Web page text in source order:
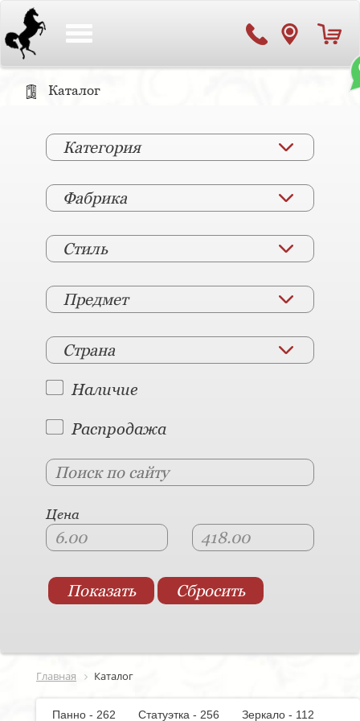
Каталог
Категория
Фабрика
Стиль
Предмет
Страна
Наличие
Распродажа
Цена
Главная Каталог
Панно - 262 Статуэтка - 256
Зеркало - 112